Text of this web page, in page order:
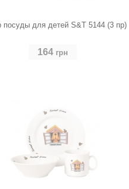
посуды для детей S&T 5144 (3 пр)
164 грн